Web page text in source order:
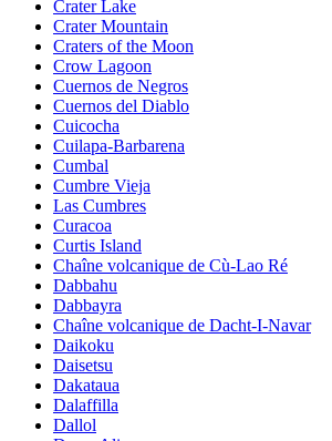
Crater Lake
Crater Mountain
Craters of the Moon
Crow Lagoon
Cuernos de Negros
Cuernos del Diablo
Cuicocha
Cuilapa-Barbarena
Cumbal
Cumbre Vieja
Las Cumbres
Curacoa
Curtis Island
Chaîne volcanique de Cù-Lao Ré
Dabbahu
Dabbayra
Chaîne volcanique de Dacht-I-Navar
Daikoku
Daisetsu
Dakataua
Dalaffilla
Dallol